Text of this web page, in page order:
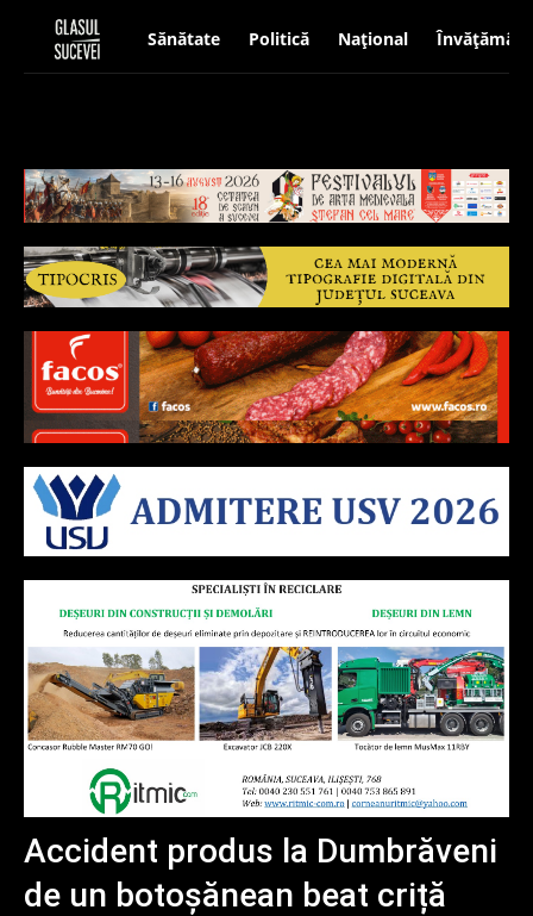
Sănătate Politică Național Învățământ
Accident produs la Dumbrăveni
de un botoșănean beat criță